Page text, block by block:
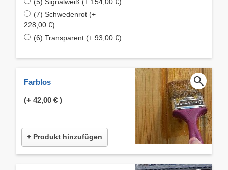
(7) Schwedenrot (+
228,00 €)
(6) Transparent (+ 93,00 €)
Farblos
(+ 42,00 € )
+ Produkt hinzufügen